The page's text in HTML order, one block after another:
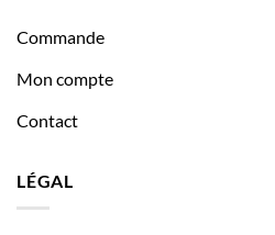
Commande
Mon compte
Contact
LÉGAL